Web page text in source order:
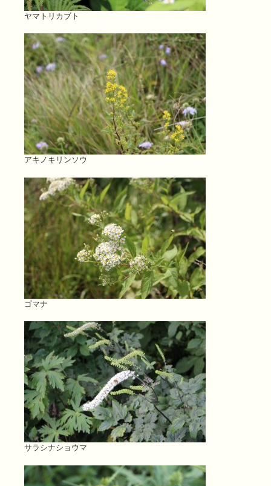
ヤマトリカブト
アキノキリンソウ
ゴマナ
サラシナショウマ